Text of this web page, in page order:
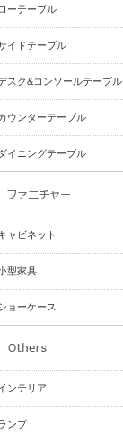
ローテーブル
イドテーブル
スク&コンソールテーブル
ウンターテーブル
イニングテーブル
ャビネット
型家具
ョーケース
ンテリア
ンプ